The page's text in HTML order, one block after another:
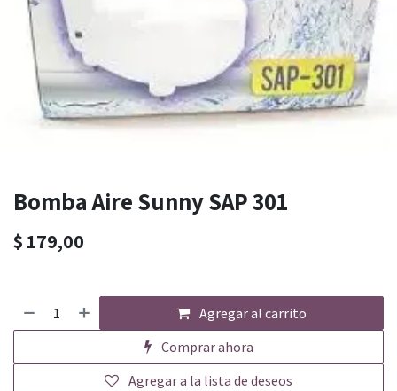
Bomba Aire Sunny SAP 301
$ 179,00
Agregar al carrito
Comprar ahora
Agregar a la lista de deseos